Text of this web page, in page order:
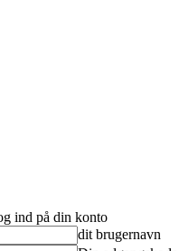
ind på din konto
dit brugernavn